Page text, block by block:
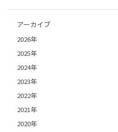
アーカイブ
2026年
2025年
2024年
2023年
2022年
2021年
2020年